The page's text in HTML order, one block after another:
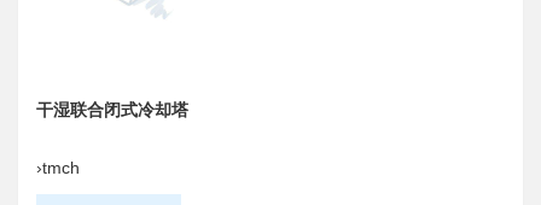
干湿联合闭式冷却塔
›tmch